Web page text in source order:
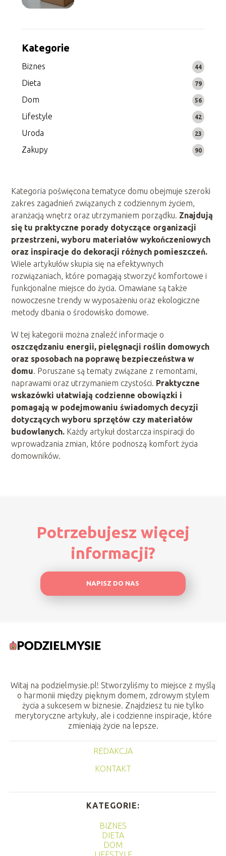
Kategorie
Biznes 44
Dieta 79
Dom 56
Lifestyle 42
Uroda 23
Zakupy 90
Kategoria poświęcona tematyce domu obejmuje szeroki
zakres zagadnień związanych z codziennym życiem,
aranżacją wnętrz oraz utrzymaniem porządku. Znajdują
się tu praktyczne porady dotyczące organizacji
przestrzeni, wyboru materiałów wykończeniowych
oraz inspiracje do dekoracji różnych pomieszczeń.
Wiele artykułów skupia się na efektywnych
rozwiązaniach, które pomagają stworzyć komfortowe i
funkcjonalne miejsce do życia. Omawiane są także
nowoczesne trendy w wyposażeniu oraz ekologiczne
metody dbania o środowisko domowe.
W tej kategorii można znaleźć informacje o
oszczędzaniu energii, pielęgnacji roślin domowych
oraz sposobach na poprawę bezpieczeństwa w
domu. Poruszane są tematy związane z remontami,
naprawami oraz utrzymaniem czystości. Praktyczne
wskazówki ułatwiają codzienne obowiązki i
pomagają w podejmowaniu świadomych decyzji
dotyczących wyboru sprzętów czy materiałów
budowlanych. Każdy artykuł dostarcza inspiracji do
wprowadzania zmian, które podnoszą komfort życia
domowników.
Potrzebujesz więcej
informacji?
NAPISZ DO NAS
Witaj na podzielmysie.pl! Stworzyliśmy to miejsce z myślą
o harmonii między pięknym domem, zdrowym stylem
życia a sukcesem w biznesie. Znajdziesz tu nie tylko
merytoryczne artykuły, ale i codzienne inspiracje, które
zmieniają życie na lepsze.
REDAKCJA
KONTAKT
KATEGORIE:
BIZNES
DIETA
DOM